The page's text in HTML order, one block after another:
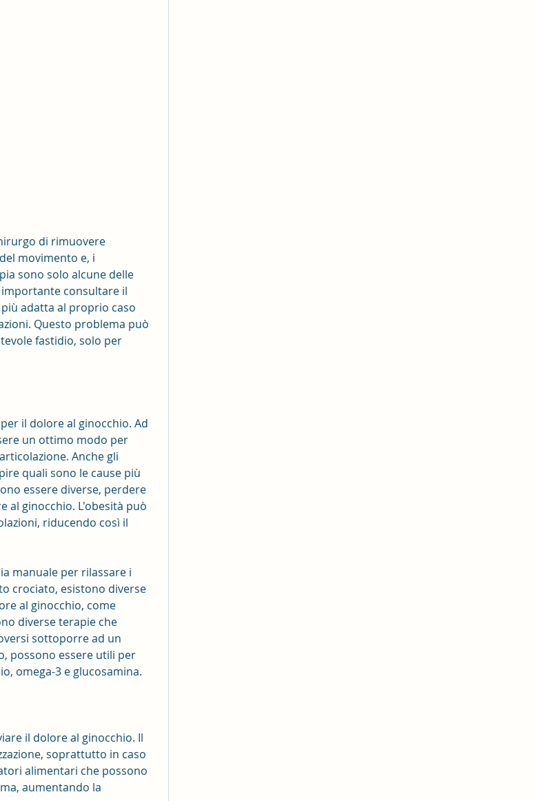
movimento e, i
sono solo alcune delle
consultare il
adatta al proprio caso
Questo problema può
fastidio, solo per
il dolore al ginocchio. Ad
un ottimo modo per
Anche gli
quali sono le cause più
essere diverse, perdere
al ginocchio. L'obesità può
riducendo così il
manuale per rilassare i
crociato, esistono diverse
al ginocchio, come
diverse terapie che
sottoporre ad un
possono essere utili per
omega-3 e glucosamina.
il dolore al ginocchio. Il
soprattutto in caso
alimentari che possono
aumentando la